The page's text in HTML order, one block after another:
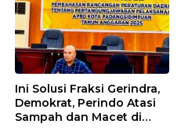
Ini Solusi Fraksi Gerindra,
Demokrat, Perindo Atasi
Sampah dan Macet di